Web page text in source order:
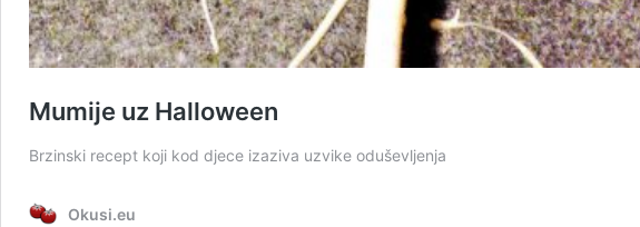
Mumije uz Halloween
Brzinski recept koji kod djece izaziva uzvike oduševljenja
Okusi.eu